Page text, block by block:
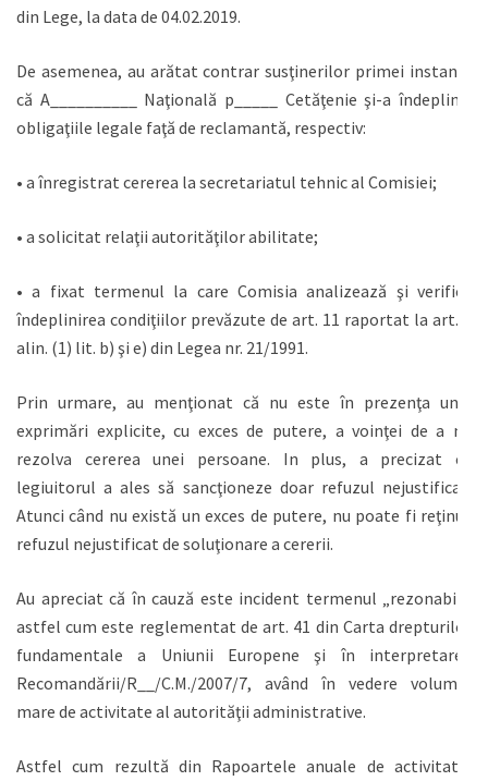
din Lege, la data de 04.02.2019.
De asemenea, au arătat contrar susţinerilor primei instanţe
că A__________ Naţională p_____ Cetăţenie şi-a îndeplinit
obligaţiile legale faţă de reclamantă, respectiv:
• a înregistrat cererea la secretariatul tehnic al Comisiei;
• a solicitat relaţii autorităţilor abilitate;
• a fixat termenul la care Comisia analizează şi verifică
îndeplinirea condiţiilor prevăzute de art. 11 raportat la art. 8
alin. (1) lit. b) şi e) din Legea nr. 21/1991.
Prin urmare, au menţionat că nu este în prezenţa unei
exprimări explicite, cu exces de putere, a voinţei de a nu
rezolva cererea unei persoane. In plus, a precizat că
legiuitorul a ales să sancţioneze doar refuzul nejustificat.
Atunci când nu există un exces de putere, nu poate fi reţinut
refuzul nejustificat de soluţionare a cererii.
Au apreciat că în cauză este incident termenul „rezonabil”,
astfel cum este reglementat de art. 41 din Carta drepturilor
fundamentale a Uniunii Europene şi în interpretarea
Recomandării/R__/C.M./2007/7, având în vedere volumul
mare de activitate al autorităţii administrative.
Astfel cum rezultă din Rapoartele anuale de activitate,